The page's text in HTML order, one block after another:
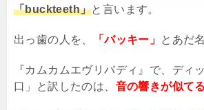
「buckteeth」と言います。
出っ歯の人を、 「バッキー」 とあだ
『カムカムエヴリバディ』で、ディ
口」と訳したのは、 音の響きが似てる